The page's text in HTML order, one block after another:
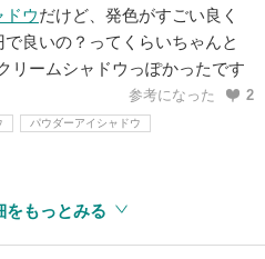
ドウだけど、発色がすごい良く
良いの？ってくらいちゃんと
リームシャドウっぽかったです
参考になった 2
パウダーアイシャドウ
をもっとみる